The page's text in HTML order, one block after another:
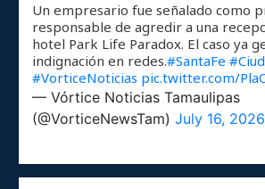
Un empresario fue señalado como
responsable de agredir a una
hotel Park Life Paradox. El caso ya
indignación en redes.#SantaFe
#VorticeNoticias pic.twitter.com/
— Vórtice Noticias Tamaulipas
(@VorticeNewsTam)July 16, 2026